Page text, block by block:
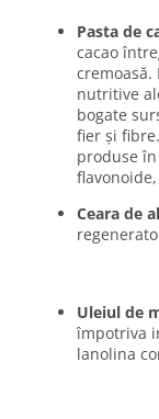
Pasta de
cacao
cremoasă.
nutritive
bogate
fier și
produse
Ceara de
Uleiul de
împotriva
lanolina